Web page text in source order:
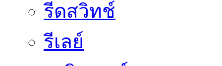
รีดสวิทช์
รีเลย์